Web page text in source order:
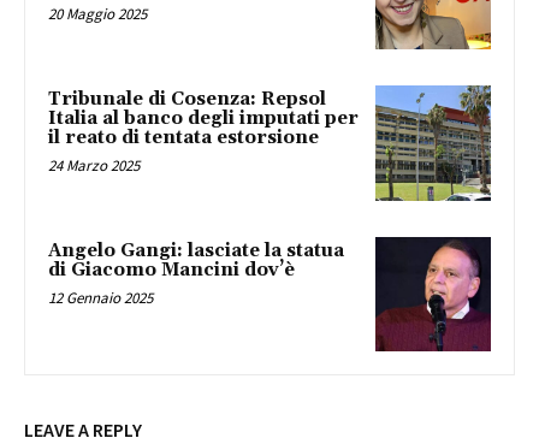
20 Maggio 2025
Tribunale di Cosenza: Repsol
Italia al banco degli imputati per
il reato di tentata estorsione
24 Marzo 2025
Angelo Gangi: lasciate la statua
di Giacomo Mancini dov’è
12 Gennaio 2025
LEAVE A REPLY